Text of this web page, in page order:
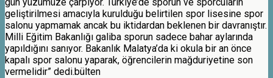
geliştirilmesi amacıyla kurulduğu belirtilen spor lisesine spor
salonu yapmamak ancak bu iktidardan beklenen bir davranıştır.
Milli Eğitim Bakanlığı galiba sporun sadece bahar aylarında
yapıldığını sanıyor. Bakanlık Malatya’da ki okula bir an önce
kapalı spor salonu yaparak, öğrencilerin mağduriyetine son
vermelidir” dedi.bülten